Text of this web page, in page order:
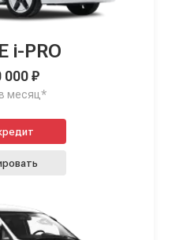
i-PRO
000 ₽
месяц*
в кредит